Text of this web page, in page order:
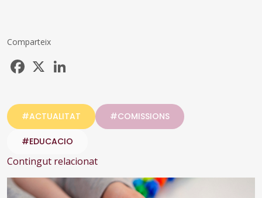
Comparteix
Facebook
#ACTUALITAT #COMISSIONS
#EDUCACIO
Contingut relacionat